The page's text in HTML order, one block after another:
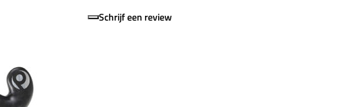
Schrijf een review